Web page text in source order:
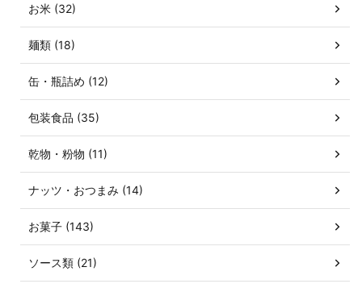
お米 (32)
麺類 (18)
缶・瓶詰め (12)
包装食品 (35)
乾物・粉物 (11)
ナッツ・おつまみ (14)
お菓子 (143)
ソース類 (21)